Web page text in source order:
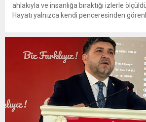
ahlakıyla ve insanlığa bıraktığı izlerle
Hayatı yalnızca kendi penceresinden
gözyaşı da, bir annenin umudu...